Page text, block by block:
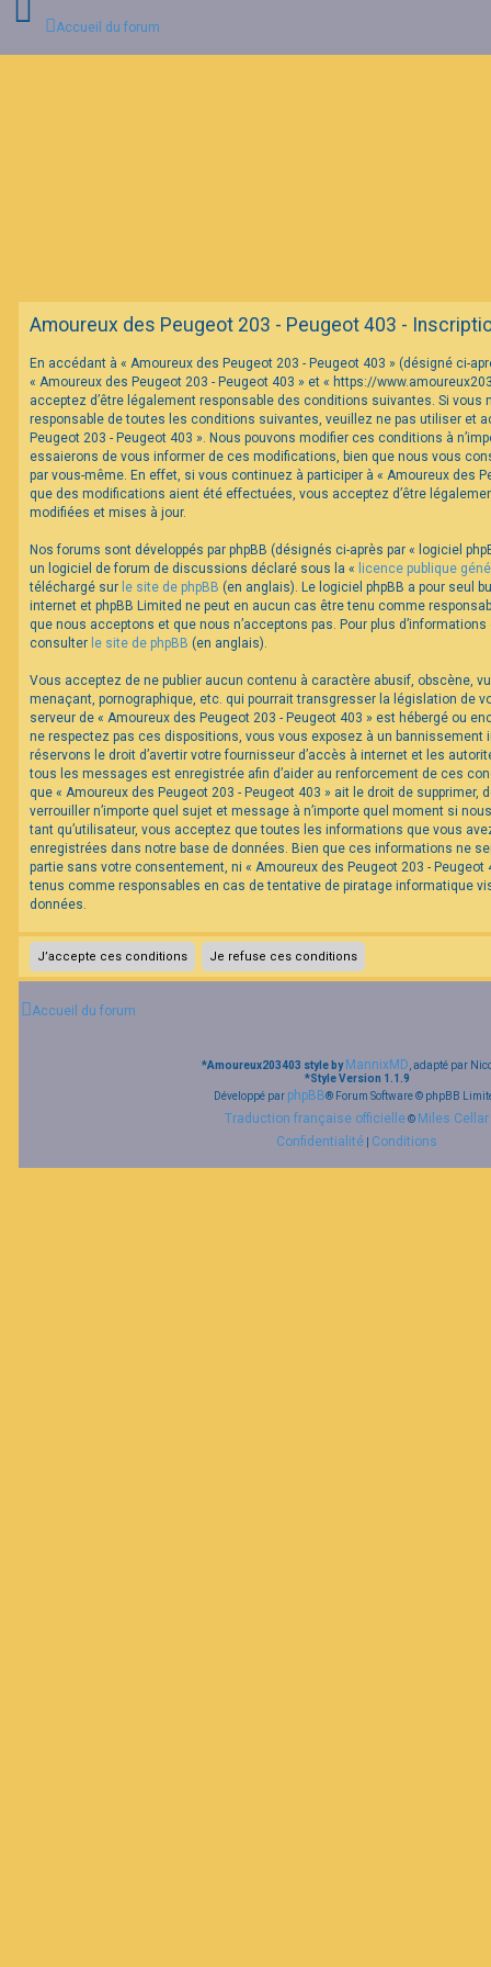
Accueil du forum
Amoureux des Peugeot 203 - Peugeot 403 -
En accédant à « Amoureux des Peugeot 203 - Peugeot 403 » (désigné ci-
« Amoureux des Peugeot 203 - Peugeot 403 » et « https://
acceptez d’être légalement responsable des conditions suivantes. Si vous
responsable de toutes les conditions suivantes, veuillez ne pas utiliser et
Peugeot 203 - Peugeot 403 ». Nous pouvons modifier ces conditions à
essaierons de vous informer de ces modifications, bien que nous vous
par vous-même. En effet, si vous continuez à participer à « Amoureux des
que des modifications aient été effectuées, vous acceptez d’être
modifiées et mises à jour.
Nos forums sont développés par phpBB (désignés ci-après par « logiciel
un logiciel de forum de discussions déclaré sous la « licence publique
téléchargé sur le site de phpBB (en anglais). Le logiciel phpBB a pour seul
internet et phpBB Limited ne peut en aucun cas être tenu comme
que nous acceptons et que nous n’acceptons pas. Pour plus
consulter le site de phpBB (en anglais).
Vous acceptez de ne publier aucun contenu à caractère abusif, obscène,
menaçant, pornographique, etc. qui pourrait transgresser la législation de
serveur de « Amoureux des Peugeot 203 - Peugeot 403 » est hébergé ou
ne respectez pas ces dispositions, vous vous exposez à un
réservons le droit d’avertir votre fournisseur d’accès à internet et les
tous les messages est enregistrée afin d’aider au renforcement de ces
que « Amoureux des Peugeot 203 - Peugeot 403 » ait le droit de supprimer,
verrouiller n’importe quel sujet et message à n’importe quel moment si
tant qu’utilisateur, vous acceptez que toutes les informations que vous
enregistrées dans notre base de données. Bien que ces informations ne
partie sans votre consentement, ni « Amoureux des Peugeot 203 - Peugeot
tenus comme responsables en cas de tentative de piratage informatique
données.
Accueil du forum
*Amoureux203403 style byMannixMD , adapté par
*Style Version 1.1.9
Développé par phpBB® Forum Software © phpBB
Traduction française officielle© Miles Cellar
Confidentialité Conditions